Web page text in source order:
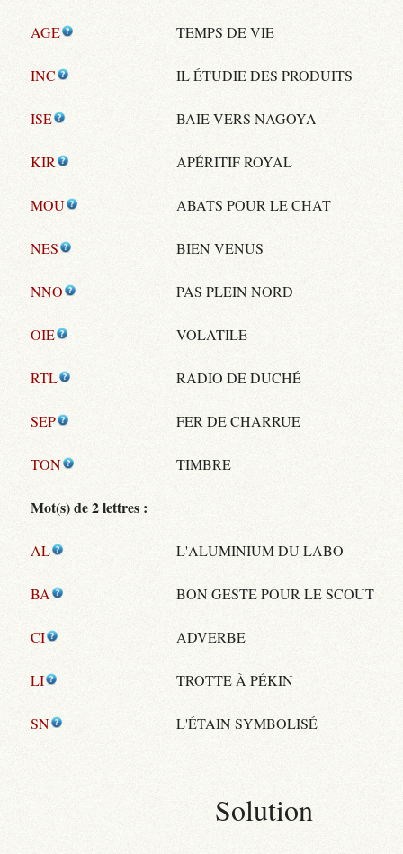
AGE TEMPS DE VIE
INC IL ÉTUDIE DES PRODUITS
ISE BAIE VERS NAGOYA
KIR APÉRITIF ROYAL
MOU ABATS POUR LE CHAT
NES BIEN VENUS
NNO PAS PLEIN NORD
OIE VOLATILE
RTL RADIO DE DUCHÉ
SEP FER DE CHARRUE
TON TIMBRE
Mot(s) de 2 lettres :
AL L'ALUMINIUM DU LABO
BA BON GESTE POUR LE SCOUT
CI ADVERBE
LI TROTTE À PÉKIN
SN L'ÉTAIN SYMBOLISÉ
Solution